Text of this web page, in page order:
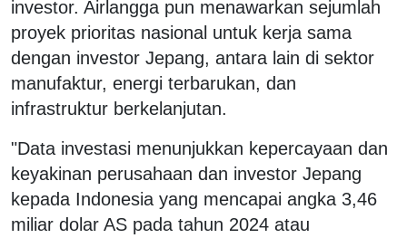
investor. Airlangga pun menawarkan sejumlah
proyek prioritas nasional untuk kerja sama
dengan investor Jepang, antara lain di sektor
manufaktur, energi terbarukan, dan
infrastruktur berkelanjutan.
"Data investasi menunjukkan kepercayaan dan
keyakinan perusahaan dan investor Jepang
kepada Indonesia yang mencapai angka 3,46
miliar dolar AS pada tahun 2024 atau